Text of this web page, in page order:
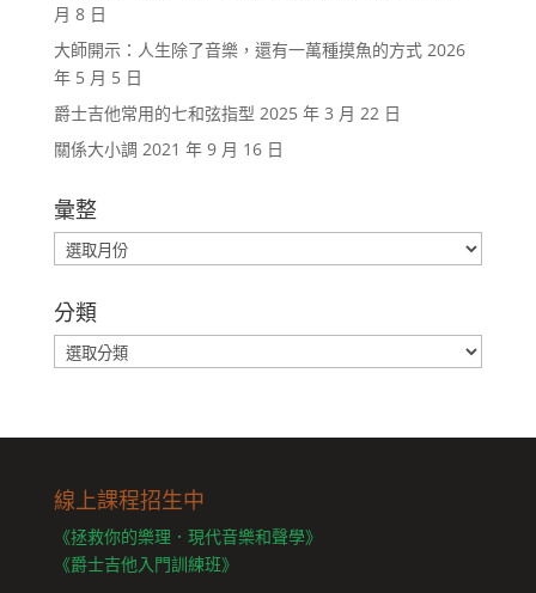
月 8 日
大師開示：人生除了音樂，還有一萬種摸魚的方式 2026
年 5 月 5 日
爵士吉他常用的七和弦指型 2025 年 3 月 22 日
關係大小調 2021 年 9 月 16 日
彙整
彙
整
分類
分
類
線上課程招生中
《拯救你的樂理．現代音樂和聲學》
《爵士吉他入門訓練班》